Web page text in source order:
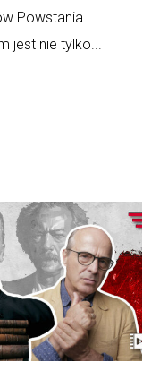
Powstania
jest nie tylko...